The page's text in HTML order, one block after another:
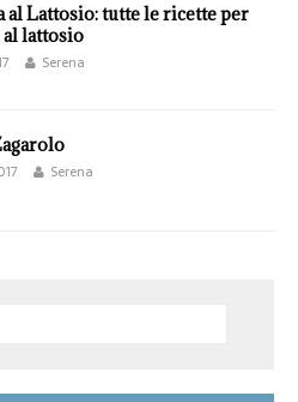
al Lattosio: tutte le ricette per
lattosio
Serena
Serena